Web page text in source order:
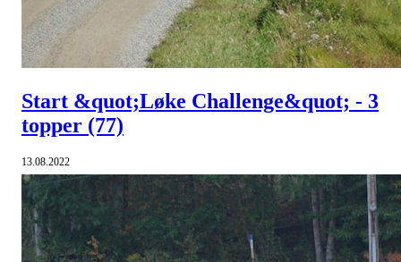
Start &quot;Løke Challenge&quot; - 3
topper (77)
13.08.2022